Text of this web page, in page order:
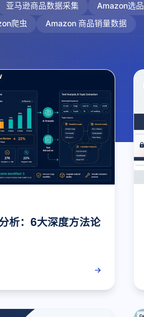
亚马逊商品数据采集 Amazon选品
爬虫 Amazon 商品销量数据
析：6大深度方法论